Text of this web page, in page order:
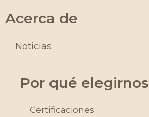
Acerca de
Noticias
Por qué elegirnos
Certificaciones